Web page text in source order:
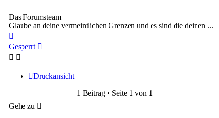
Das Forumsteam
Glaube an deine vermeintlichen Grenzen und es sind die deinen ...
oben
Gesperrt
Druckansicht
1 Beitrag • Seite 1 von 1
Gehe zu